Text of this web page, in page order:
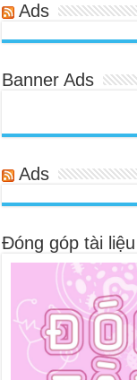
Ads
Banner Ads
Ads
Đóng góp tài liệu